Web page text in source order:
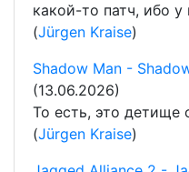
какой-то патч, ибо у
(Jürgen Kraise)
Shadow Man -
(13.06.2026)
То есть, это детище
(Jürgen Kraise)